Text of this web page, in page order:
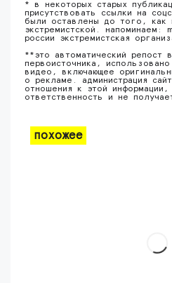
* в некоторых старых
присутствовать ссылки на
были оставлены до того, как
экстремистской. напоминаем:
россии экстремистская
**это автоматический репост
первоисточника,
видео, включающее
о рекламе. администрация
отношения к этой
ответственность и не
похожее